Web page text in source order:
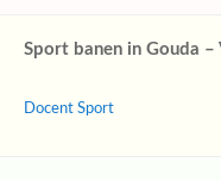
Sport banen in Gouda
Docent Sport